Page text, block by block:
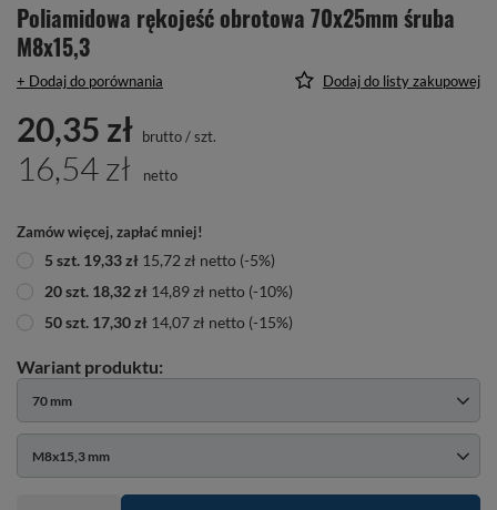
Poliamidowa rękojeść obrotowa 70x25mm śruba
M8x15,3
+ Dodaj do porównania Dodaj do listy zakupowej
70 mm
M8x15,3 mm
20,35 zł brutto/szt.
16,54 zł netto
Zamów więcej, zapłać mniej!
5 szt. 19,33 zł 15,72 zł netto (-5%)
20szt. 18,32 zł 14,89 zł netto (-10%)
50szt. 17,30 zł 14,07 zł netto (-15%)